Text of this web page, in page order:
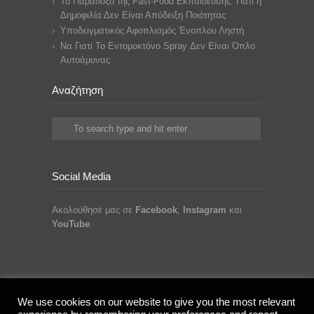
Δημοφιλία Δεν Είναι Απόδειξη Ποιότητας
Υποδειγματικός Αφοπλισμός Ένοπλου Ληστή
Να Γιατί Το Εντομοκτόνο Spray Δεν Είναι Όπλο
Αυτοάμυνας
Αναζήτηση
Social Media
Ακολούθησέ μας σε Facebook, Instagram και
YouTube.
© 2013 - 2026 Streetwise Krav Maga. All Rights
We use cookies on our website to give you the most relevant